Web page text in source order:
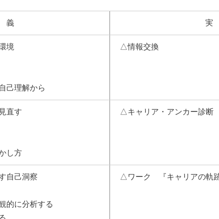
義 実
境
己理解から
△情報交換
直す
し方
△キャリア・アンカー診断
自己洞察
的に分析する
△ワーク 『キャリアの軌跡